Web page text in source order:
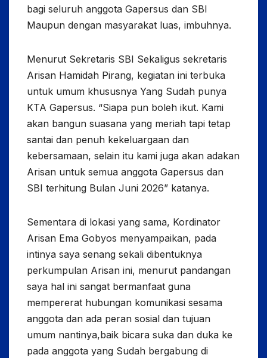
bagi seluruh anggota Gapersus dan SBI
Maupun dengan masyarakat luas, imbuhnya.
Menurut Sekretaris SBI Sekaligus sekretaris
Arisan Hamidah Pirang, kegiatan ini terbuka
untuk umum khususnya Yang Sudah punya
KTA Gapersus. “Siapa pun boleh ikut. Kami
akan bangun suasana yang meriah tapi tetap
santai dan penuh kekeluargaan dan
kebersamaan, selain itu kami juga akan adakan
Arisan untuk semua anggota Gapersus dan
SBI terhitung Bulan Juni 2026” katanya.
Sementara di lokasi yang sama, Kordinator
Arisan Ema Gobyos menyampaikan, pada
intinya saya senang sekali dibentuknya
perkumpulan Arisan ini, menurut pandangan
saya hal ini sangat bermanfaat guna
mempererat hubungan komunikasi sesama
anggota dan ada peran sosial dan tujuan
umum nantinya,baik bicara suka dan duka ke
pada anggota yang Sudah bergabung di